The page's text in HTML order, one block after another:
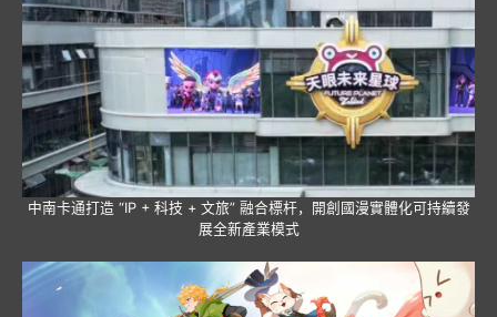
中南卡通打造 “IP + 科技 + 文旅” 融合標杆，開創國漫實體化可持續發
展全新產業模式